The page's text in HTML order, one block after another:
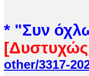
* "Συν
other/3317-